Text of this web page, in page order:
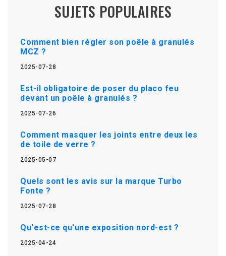
SUJETS POPULAIRES
Comment bien régler son poêle à granulés
MCZ ?
2025-07-28
Est-il obligatoire de poser du placo feu
devant un poêle à granulés ?
2025-07-26
Comment masquer les joints entre deux les
de toile de verre ?
2025-05-07
Quels sont les avis sur la marque Turbo
Fonte ?
2025-07-28
Qu'est-ce qu'une exposition nord-est ?
2025-04-24